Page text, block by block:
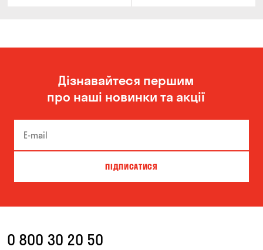
Дізнавайтеся першим
про наші новинки та акції
ПІДПИСАТИСЯ
0 800 30 20 50